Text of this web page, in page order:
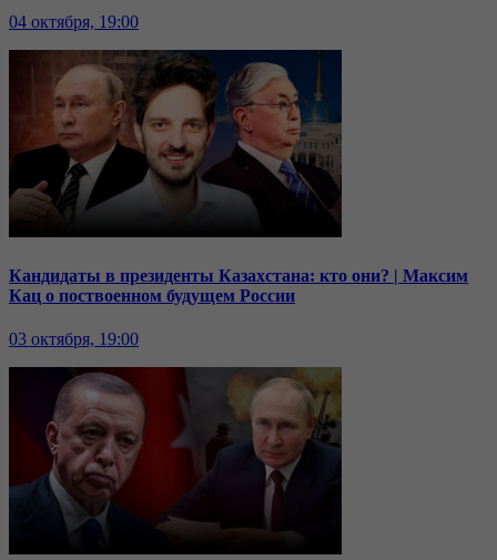
04 октября, 19:00
Кандидаты в президенты Казахстана: кто они? | Максим
Кац о поствоенном будущем России
03 октября, 19:00